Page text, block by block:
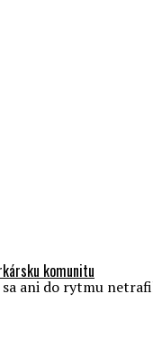
komunitu
ani do rytmu